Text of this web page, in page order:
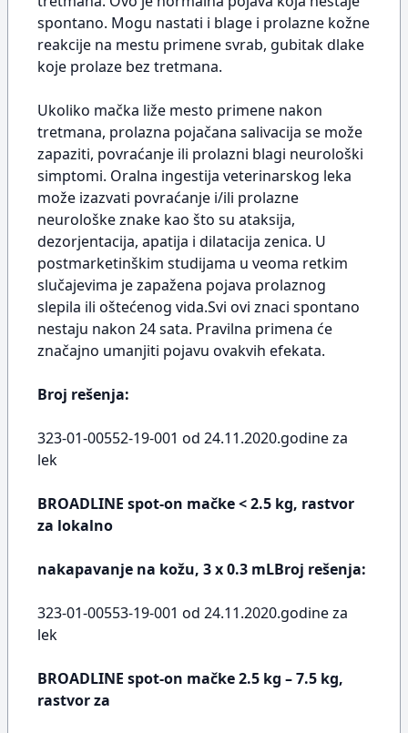
spontano. Mogu nastati i blage i prolazne kožne
reakcije na mestu primene svrab, gubitak dlake
koje prolaze bez tretmana.
Ukoliko mačka liže mesto primene nakon
tretmana, prolazna pojačana salivacija se može
zapaziti, povraćanje ili prolazni blagi neurološki
simptomi. Oralna ingestija veterinarskog leka
može izazvati povraćanje i/ili prolazne
neurološke znake kao što su ataksija,
dezorjentacija, apatija i dilatacija zenica. U
postmarketinškim studijama u veoma retkim
slučajevima je zapažena pojava prolaznog
slepila ili oštećenog vida.Svi ovi znaci spontano
nestaju nakon 24 sata. Pravilna primena će
značajno umanjiti pojavu ovakvih efekata.
Broj rešenja:
323-01-00552-19-001 od 24.11.2020.godine za
lek
BROADLINE spot-on mačke < 2.5 kg, rastvor
za lokalno
nakapavanje na kožu, 3 x 0.3 mLBroj rešenja:
323-01-00553-19-001 od 24.11.2020.godine za
lek
BROADLINE spot-on mačke 2.5 kg – 7.5 kg,
rastvor za